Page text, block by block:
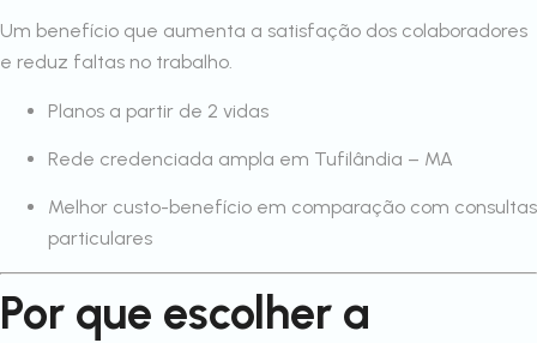
Um benefício que aumenta a satisfação dos colaboradores
e reduz faltas no trabalho.
Planos a partir de 2 vidas
Rede credenciada ampla em Tufilândia – MA
Melhor custo-benefício em comparação com consultas
particulares
Por que escolher a